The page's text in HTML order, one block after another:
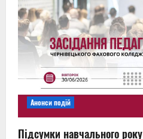
g
a
t
i
o Анонси подій
Підсумки навчального року